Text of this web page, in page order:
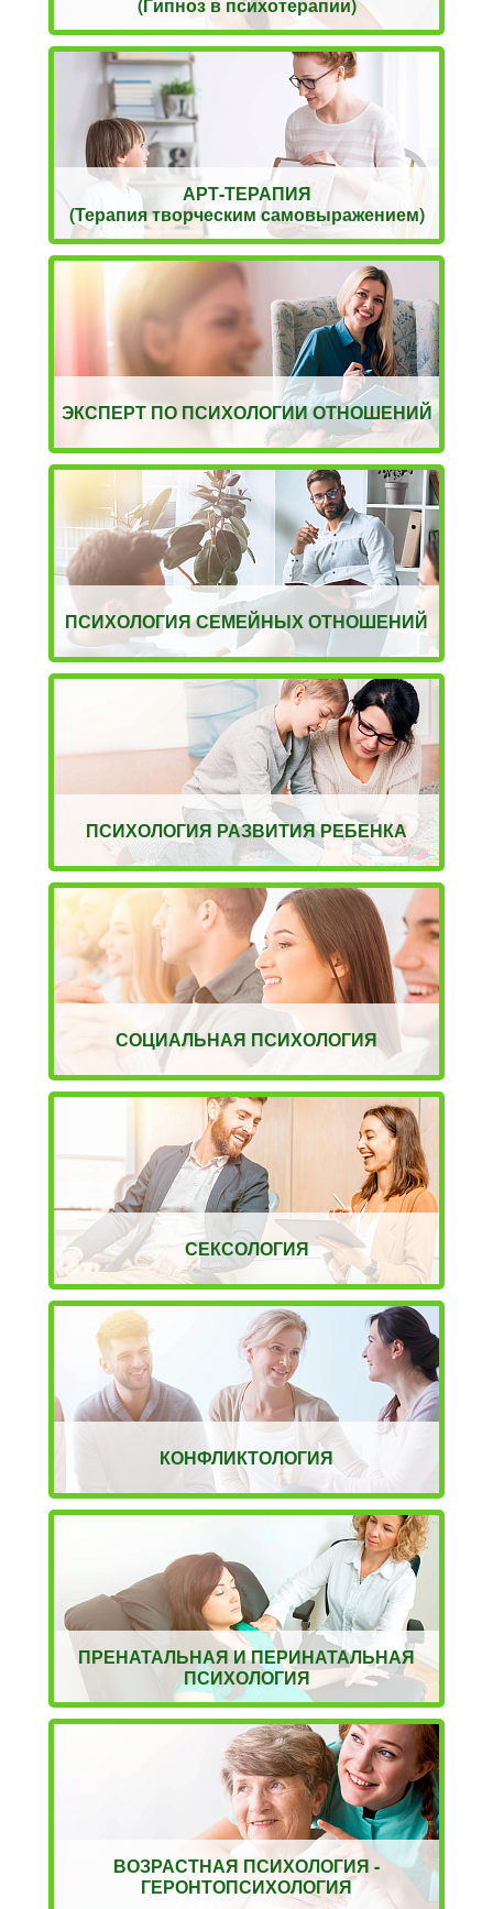
АРТ-ТЕРАПИЯ
(Терапия творческим самовыражением)
ЭКСПЕРТ ПО ПСИХОЛОГИИ ОТНОШЕНИЙ
ПСИХОЛОГИЯ СЕМЕЙНЫХ ОТНОШЕНИЙ
ПСИХОЛОГИЯ РАЗВИТИЯ РЕБЕНКА
СОЦИАЛЬНАЯ ПСИХОЛОГИЯ
СЕКСОЛОГИЯ
КОНФЛИКТОЛОГИЯ
ПРЕНАТАЛЬНАЯ И ПЕРИНАТАЛЬНАЯ
ПСИХОЛОГИЯ
ВОЗРАСТНАЯ ПСИХОЛОГИЯ -
ГЕРОНТОПСИХОЛОГИЯ